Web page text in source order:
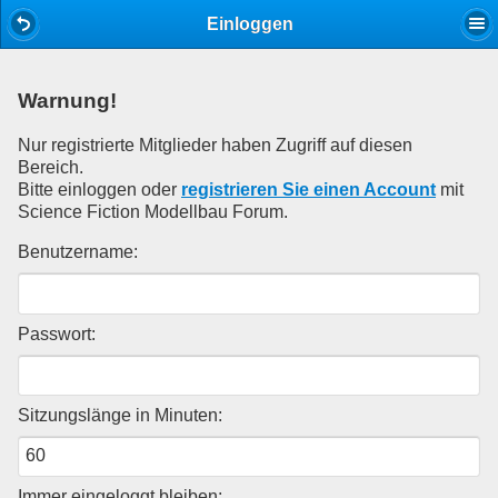
Einloggen
Warnung!
Nur registrierte Mitglieder haben Zugriff auf diesen
Bereich.
Bitte einloggen oder registrieren Sie einen Accountmit
Science Fiction Modellbau Forum.
Benutzername:
Passwort:
Sitzungslänge in Minuten: